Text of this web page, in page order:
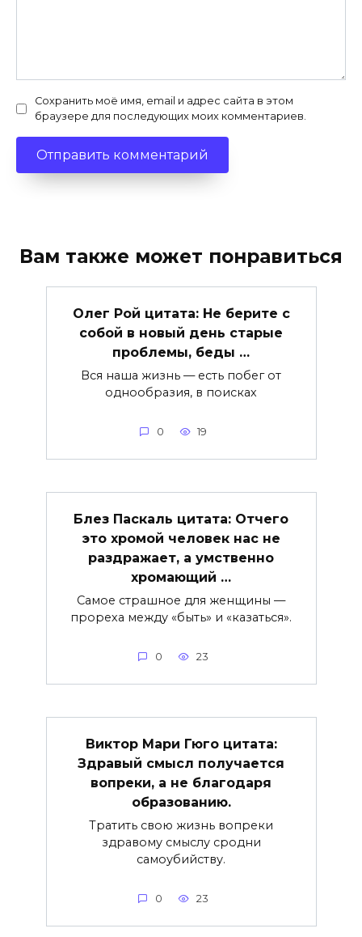
Сохранить моё имя, email и адрес сайта в этом
браузере для последующих моих комментариев.
Вам также может понравиться
Олег Рой цитата: Не берите с
собой в новый день старые
проблемы, беды …
Вся наша жизнь — есть побег от
однообразия, в поисках
0 19
Блез Паскаль цитата: Отчего
это хромой человек нас не
раздражает, а умственно
хромающий …
Самое страшное для женщины —
прореха между «быть» и «казаться».
0 23
Виктор Мари Гюго цитата:
Здравый смысл получается
вопреки, а не благодаря
образованию.
Тратить свою жизнь вопреки
здравому смыслу сродни
самоубийству.
0 23